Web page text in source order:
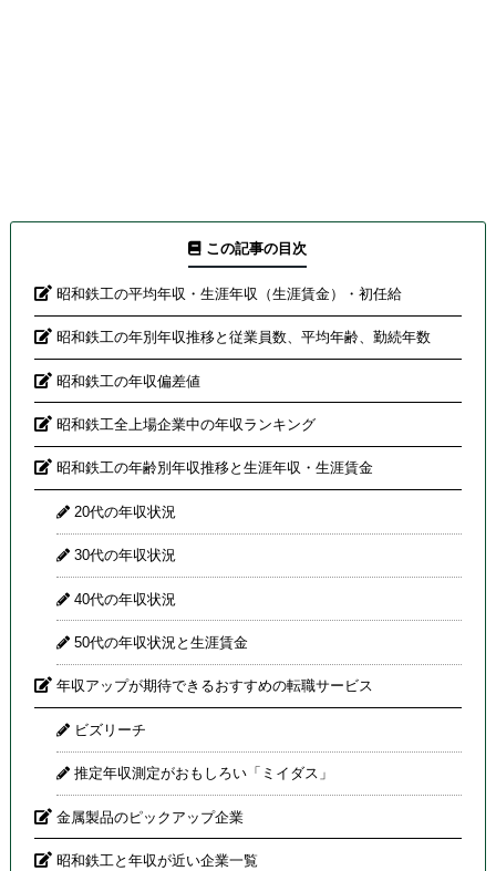
この記事の目次
昭和鉄工の平均年収・生涯年収（生涯賃金）・初任給
昭和鉄工の年別年収推移と従業員数、平均年齢、勤続年数
昭和鉄工の年収偏差値
昭和鉄工全上場企業中の年収ランキング
昭和鉄工の年齢別年収推移と生涯年収・生涯賃金
20代の年収状況
30代の年収状況
40代の年収状況
50代の年収状況と生涯賃金
年収アップが期待できるおすすめの転職サービス
ビズリーチ
推定年収測定がおもしろい「ミイダス」
金属製品のピックアップ企業
昭和鉄工と年収が近い企業一覧